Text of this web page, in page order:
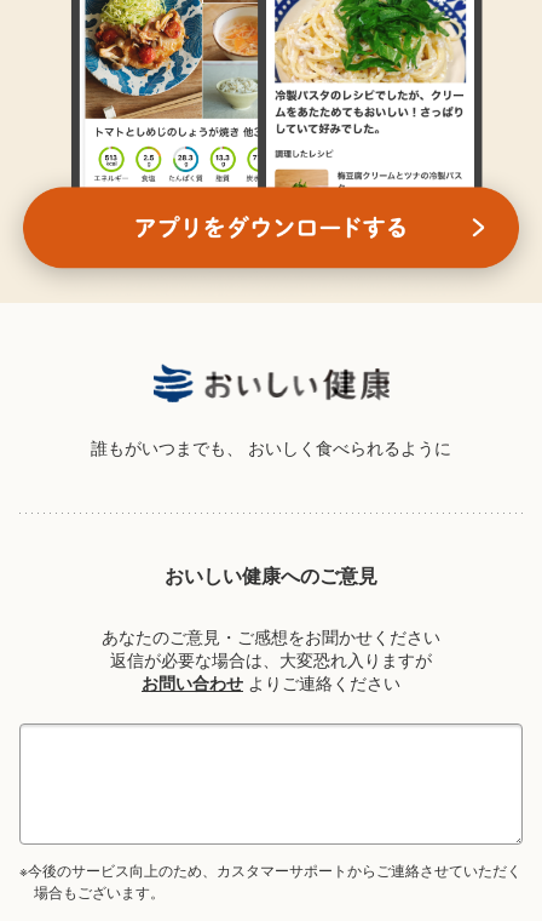
誰もがいつまでも、 おいしく食べられるように
おいしい健康へのご意見
あなたのご意見・ご感想をお聞かせください
返信が必要な場合は、大変恐れ入りますが
お問い合わせ よりご連絡ください
※今後のサービス向上のため、カスタマーサポートからご連絡させていただく
場合もございます。